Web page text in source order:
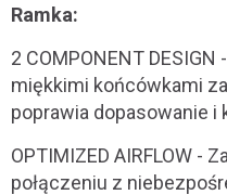
Ramka:
2 COMPONENT
miękkimi końcówkami
poprawia dopasowanie i
OPTIMIZED AIRFLOW -
połączeniu z